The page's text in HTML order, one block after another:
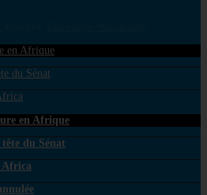
en Afrique
du Sénat
en Afrique
du Sénat
Africa